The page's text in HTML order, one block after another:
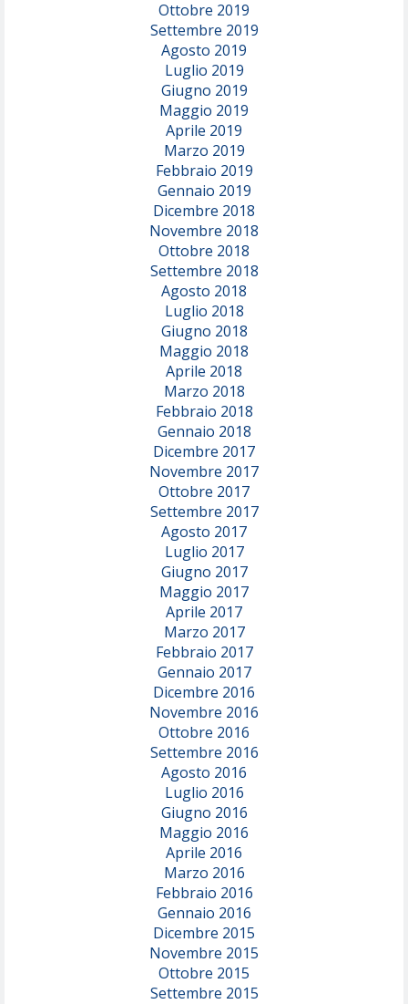
Ottobre 2019
Settembre 2019
Agosto 2019
Luglio 2019
Giugno 2019
Maggio 2019
Aprile 2019
Marzo 2019
Febbraio 2019
Gennaio 2019
Dicembre 2018
Novembre 2018
Ottobre 2018
Settembre 2018
Agosto 2018
Luglio 2018
Giugno 2018
Maggio 2018
Aprile 2018
Marzo 2018
Febbraio 2018
Gennaio 2018
Dicembre 2017
Novembre 2017
Ottobre 2017
Settembre 2017
Agosto 2017
Luglio 2017
Giugno 2017
Maggio 2017
Aprile 2017
Marzo 2017
Febbraio 2017
Gennaio 2017
Dicembre 2016
Novembre 2016
Ottobre 2016
Settembre 2016
Agosto 2016
Luglio 2016
Giugno 2016
Maggio 2016
Aprile 2016
Marzo 2016
Febbraio 2016
Gennaio 2016
Dicembre 2015
Novembre 2015
Ottobre 2015
Settembre 2015